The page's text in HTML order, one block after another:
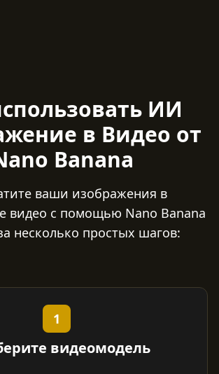
ИИ
в Видео от
Banana
ваши изображения в
видео с помощью Nano Banana
несколько простых шагов:
1
видеомодель